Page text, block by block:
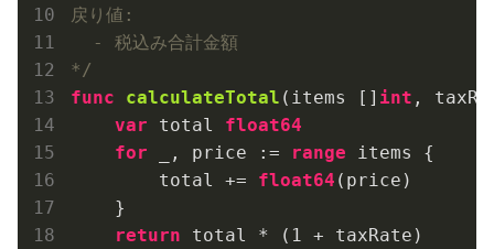
戻り値:
  - 税込み合計金額
*/
func
calculateTotal (items [] int ,
var total float64
for _, price := range items {
        total +=
float64 (price)
    }
return total * ( 1 + taxRate)